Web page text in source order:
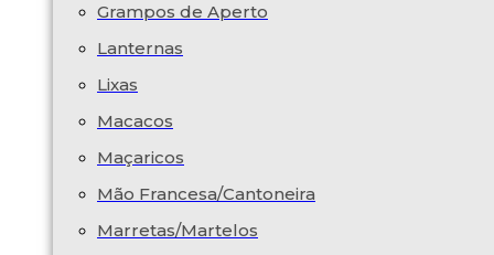
Grampos de Aperto
Lanternas
Lixas
Macacos
Maçaricos
Mão Francesa/Cantoneira
Marretas/Martelos